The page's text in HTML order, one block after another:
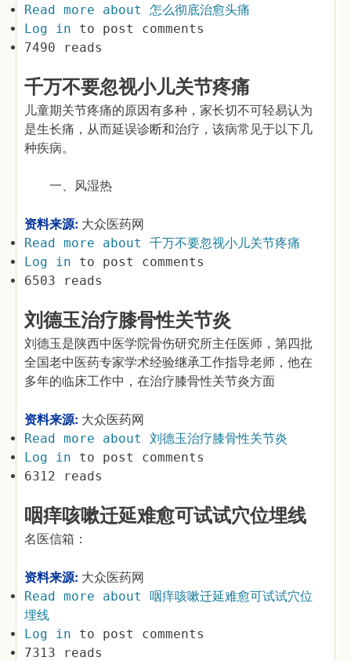
Read more about 怎么彻底治愈头痛
Log in to post comments
7490 reads
千万不要忽视小儿关节疼痛
儿童期关节疼痛的原因有多种，家长切不可轻易认为
是生长痛，从而延误诊断和治疗，该病常见于以下几
种疾病。
一、风湿热
资料来源: 大众医药网
Read more about 千万不要忽视小儿关节疼痛
Log in to post comments
6503 reads
刘德玉治疗膝骨性关节炎
刘德玉是陕西中医学院骨伤研究所主任医师，第四批
全国老中医药专家学术经验继承工作指导老师，他在
多年的临床工作中，在治疗膝骨性关节炎方面
资料来源: 大众医药网
Read more about 刘德玉治疗膝骨性关节炎
Log in to post comments
6312 reads
咽痒咳嗽迁延难愈可试试穴位埋线
名医信箱：
资料来源: 大众医药网
Read more about 咽痒咳嗽迁延难愈可试试穴位
埋线
Log in to post comments
7313 reads